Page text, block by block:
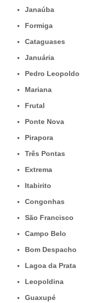
Janaúba
Formiga
Cataguases
Januária
Pedro Leopoldo
Mariana
Frutal
Ponte Nova
Pirapora
Três Pontas
Extrema
Itabirito
Congonhas
São Francisco
Campo Belo
Bom Despacho
Lagoa da Prata
Leopoldina
Guaxupé